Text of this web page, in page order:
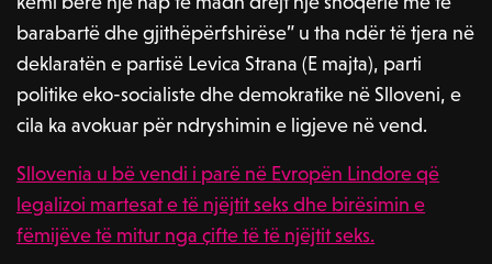
barabartë dhe gjithëpërfshirëse” u tha ndër të tjera në
deklaratën e partisë Levica Strana (E majta), parti
politike eko-socialiste dhe demokratike në Slloveni, e
cila ka avokuar për ndryshimin e ligjeve në vend.
Sllovenia u bë vendi i parë në Evropën Lindore që
legalizoi martesat e të njëjtit seks dhe birësimin e
fëmijëve të mitur nga çifte të të njëjtit seks.